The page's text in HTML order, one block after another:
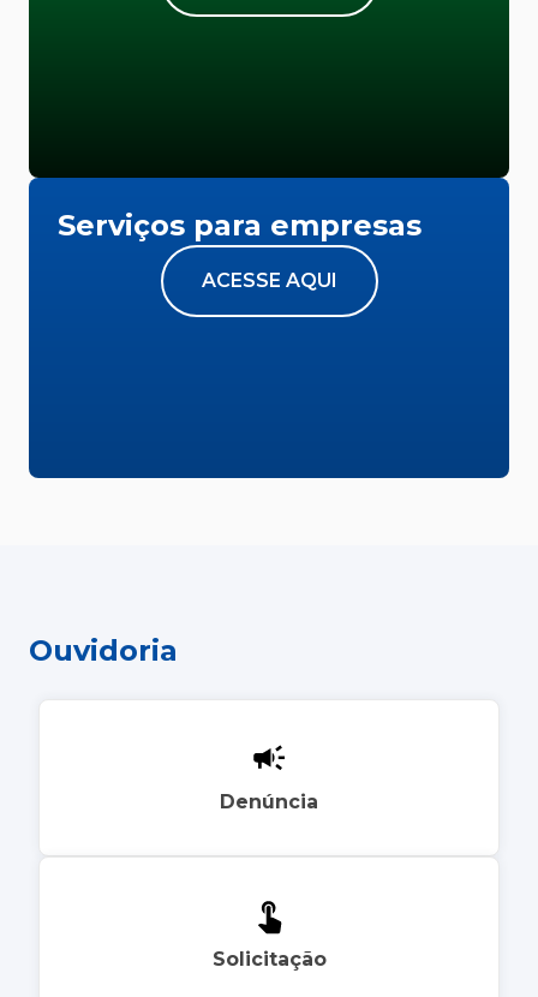
Serviços para empresas
ACESSE AQUI
Ouvidoria
Denúncia
Solicitação